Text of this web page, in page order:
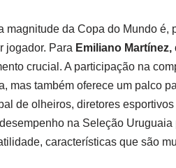
magnitude da Copa do Mundo é,
jogador. Para Emiliano
crucial. A participação na
mas também oferece um palco
de olheiros, diretores
na Seleção
características que são